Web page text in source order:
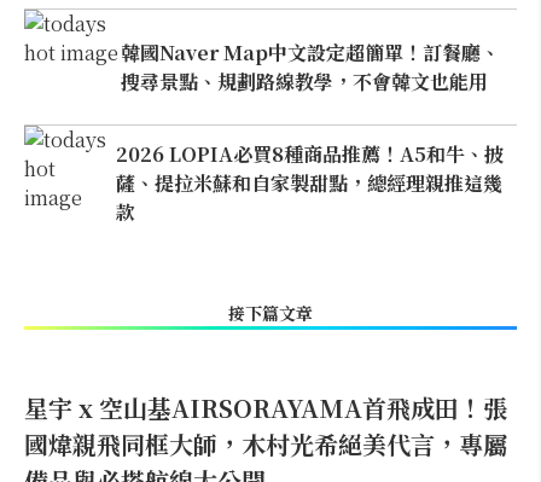
韓國Naver Map中文設定超簡單！訂餐廳、
搜尋景點、規劃路線教學，不會韓文也能用
2026 LOPIA必買8種商品推薦！A5和牛、披
薩、提拉米蘇和自家製甜點，總經理親推這幾
款
接下篇文章
星宇 x 空山基AIRSORAYAMA首飛成田！張
國煒親飛同框大師，木村光希絕美代言，專屬